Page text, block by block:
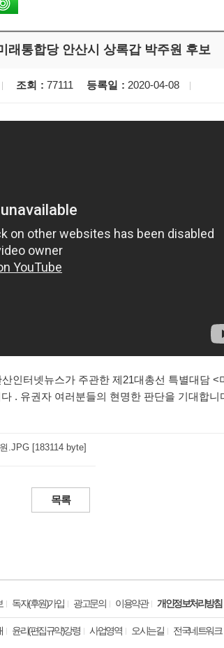
래통합당 안산시 상록갑 박주원 후보
조회 77111 등록일 2020-04-08
인터넷뉴스가 주관한 제21대총선 특별대담 <
. 유권자 여러분들의 현명한 판단을 기대합니
.JPG [183114 byte]
목록
해는 사진
떴다.
안산문화광장 성탄트
시화나래휴게소 조력
대와 해솔길
독자(후원)가입 광고문의 이용약관 개인정보처리방침
윤리(편집규약)강령 사업영역 오시는길 전국네트워크